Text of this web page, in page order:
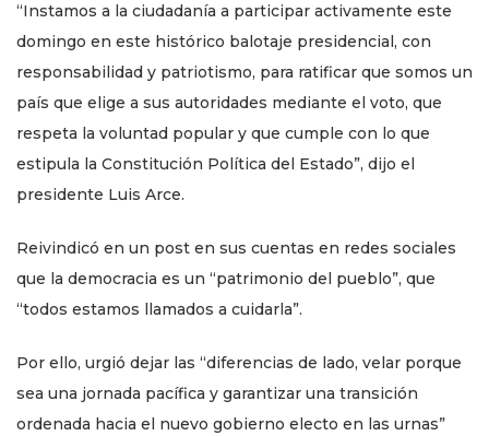
“Instamos a la ciudadanía a participar activamente este
domingo en este histórico balotaje presidencial, con
responsabilidad y patriotismo, para ratificar que somos un
país que elige a sus autoridades mediante el voto, que
respeta la voluntad popular y que cumple con lo que
estipula la Constitución Política del Estado”, dijo el
presidente Luis Arce.
Reivindicó en un post en sus cuentas en redes sociales
que la democracia es un “patrimonio del pueblo”, que
“todos estamos llamados a cuidarla”.
Por ello, urgió dejar las “diferencias de lado, velar porque
sea una jornada pacífica y garantizar una transición
ordenada hacia el nuevo gobierno electo en las urnas”